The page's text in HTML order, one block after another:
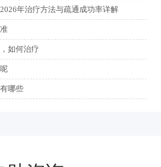
年治疗方法与疏通成功率详解
如何治疗
哪些